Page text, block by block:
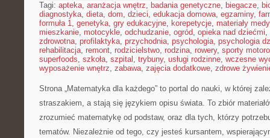
Tagi: apteka, aranżacja wnętrz, badania genetyczne, biegacze,
diagnostyka, dieta, dom, dzieci, edukacja domowa, egzaminy,
formuła 1, genetyka, gry edukacyjne, korepetycje, materiały
mieszkanie, motocykle, odchudzanie, ogród, opieka nad dziećmi,
zdrowotna, profilaktyka, przychodnia, psychologia, psychologia
rehabilitacja, remont, rodzicielstwo, rodzina, rowery, sporty
superfoods, szkoła, szpital , trybuny, usługi rodzinne, wczesne
wyposażenie wnętrz, zabawa, zajęcia dodatkowe, zdrowe
Strona „Matematyka dla każdego” to portal do nauki, w której
straszakiem, a stają się językiem opisu świata. To zbiór
zrozumieć matematykę od podstaw, oraz dla tych, którzy
tematów. Niezależnie od tego, czy jesteś kursantem,